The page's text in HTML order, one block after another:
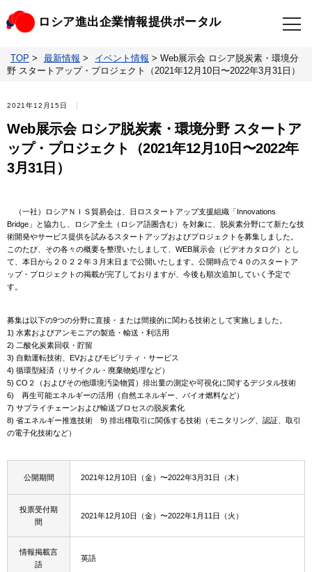
ロシア進出企業情報提供ポータル
TOP 最新情報
ビジネスニュースクリップ
ロシア情報データベース ウクライナ情勢対応情報
TOP > 最新情報 > イベント情報 > Web展示会 ロシア脱炭素・環境分
野 スタートアップ・プロジェクト（2021年12月10日〜2022年3月31日）
2021年12月15日
Web展示会 ロシア脱炭素・環境分野 スタートア
ップ・プロジェクト（2021年12月10日〜2022年
3月31日）
（一社）ロシアＮＩＳ貿易会は、日ロスタートアップ支援組織「Innovations
Bridge」と協力し、ロシア全土（ロシア語圏含む）を対象に、脱炭素分野にて新たな技
術開発やサービス提供を試みるスタートアップおよびプロジェクトを募集しました。
このたび、その各々の概要を整理いたしまして、WEB展示会（ビデオカタログ）とし
て、本日から２０２２年３月末日まで公開いたします。公開時点で４０のスタートア
ップ・プロジェクトの掲載が完了しておりますが、今後も順次追加していく予定で
す。
募集は以下の9つの分野に直接・または間接的に関わる技術として実施しました。
1) 水素およびアンモニアの製造・輸送・利活用
2) 二酸化炭素回収・貯留
3) 自動運転技術、EVおよびモビリティ・サービス
4) 循環型経済（リサイクル・廃棄物処理など）
5) CO２（およびその他環境汚染物質）排出量の測定や可視化に関するデジタル技術
6) 再生可能エネルギーの活用（自然エネルギー、バイオ燃料など）
7) サプライチェーンおよび輸送プロセスの脱炭素化
8) 省エネルギー推進技術 9) 排出権取引に関係する技術（モニタリング、認証、取引
の電子化技術など）
公開期間 2021年12月10日（金）〜2022年3月31日（木）
投票受付期
間
2021年12月10日（金）〜2022年1月11日（火）
情報掲載言
語
英語